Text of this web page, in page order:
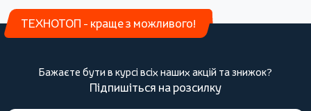
ТЕХНОТОП - краще з можливого!
Бажаєте бути в курсі всіх наших акцій та знижок?
Підпишіться на розсилку